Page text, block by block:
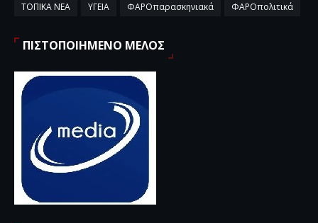
ΤΟΠΙΚΑ ΝΕΑ
ΥΓΕΙΑ ΦΑΡΟπαρασκηνιακά ΦΑΡΟπολιτικά
ΠΙΣΤΟΠΟΙΗΜΕΝΟ ΜΕΛΟΣ